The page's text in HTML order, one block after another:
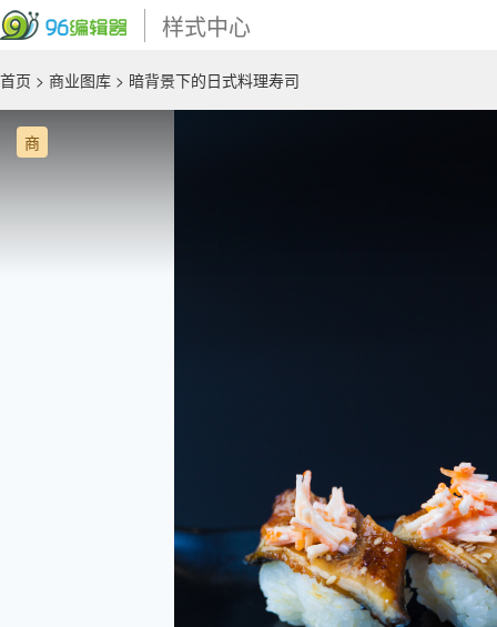
样式中心
首页 > 商业图库 > 暗背景下的日式料理寿司
商